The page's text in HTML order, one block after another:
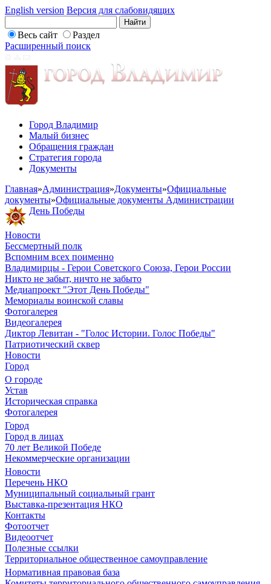
English version Версия для слабовидящих
Весь сайт
Раздел
Расширенный поиск
Город Владимир
Малый бизнес
Обращения граждан
Стратегия города
Документы
Главная»Администрация»Документы»Официальные
документы»Официальные документы Администрации
День Победы
Новости
Бессмертный полк
Вспомним всех поименно
Владимирцы - Герои Советского Союза, Герои России
Никто не забыт, ничто не забыто
Медиапроект "Этот День Победы"
Мемориалы воинской славы
Фотогалерея
Видеогалерея
Диктор Левитан - "Голос Истории. Голос Победы"
Патриотический сквер
Новости
Город
О городе
Устав
Историческая справка
Фотогалерея
Город
Город в лицах
70 лет Великой Победе
Некоммерческие организации
Новости
Перечень НКО
Муниципальный социальный грант
Выставка-презентация НКО
Контакты
Фотоотчет
Видеоотчет
Полезные ссылки
Территориальное общественное самоуправление
Нормативная правовая база